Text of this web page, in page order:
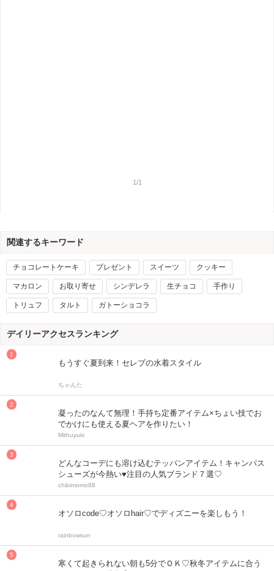
1/1
関連するキーワード
チョコレートケーキ プレゼント スイーツ クッキー
マカロン お取り寄せ シンデレラ 生チョコ 手作り
トリュフ タルト ガトーショコラ
デイリーアクセスランキング
もうすぐ夏到来！セレブの水着スタイル
ちゃんた
凝ったのなんて無理！手持ち定番アイテム×ちょい技でお
でかけにも使える夏ヘアを作りたい！
Mithuyuki
どんなコーデにも溶け込むテッパンアイテム！キャンパス
シューズが今熱い♥注目の人気ブランド７選♡
chibimomo88
オソロcode♡オソロhair♡でディズニーを楽しもう！
rainbowsun
寒くて起きられない朝も5分でＯＫ♡秋冬アイテムに合う